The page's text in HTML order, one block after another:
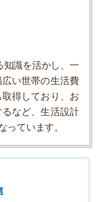
知識を活かし、一
い世帯の生活費
得しており、お
など、生活設計
っています。